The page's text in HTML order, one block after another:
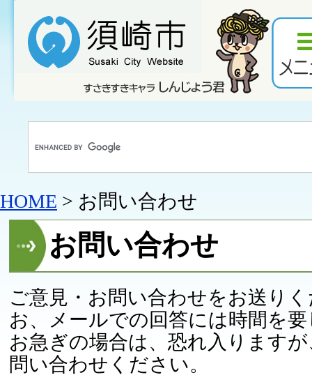
HOME > お問い合わせ
お問い合わせ
ご意見・お問い合わせをお送り
お、メールでの回答には時間を
お急ぎの場合は、恐れ入ります
問い合わせください。